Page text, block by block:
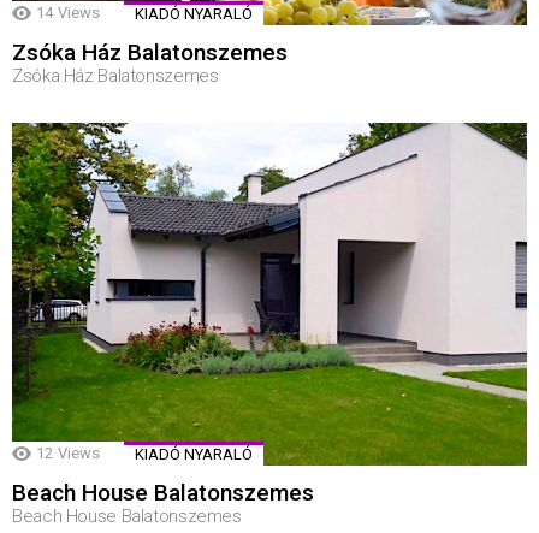
14 Views KIADÓ NYARALÓ
Zsóka Ház Balatonszemes
Zsóka Ház Balatonszemes
12 Views KIADÓ NYARALÓ
Beach House Balatonszemes
Beach House Balatonszemes